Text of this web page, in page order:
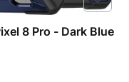
8 Pro - Dark Blue